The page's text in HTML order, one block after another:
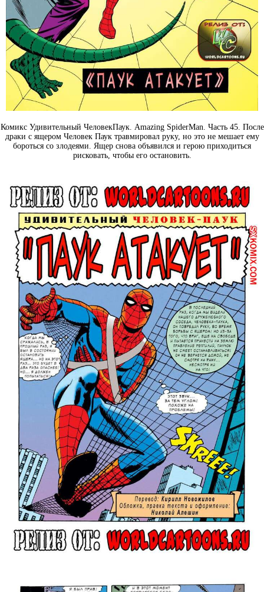
Комикс Удивительный ЧеловекПаук. Amazing SpiderMan. Часть 45. После
драки с ящером Человек Паук травмировал руку, но это не мешает ему
бороться со злодеями. Ящер снова объявился и герою приходиться
рисковать, чтобы его остановить.